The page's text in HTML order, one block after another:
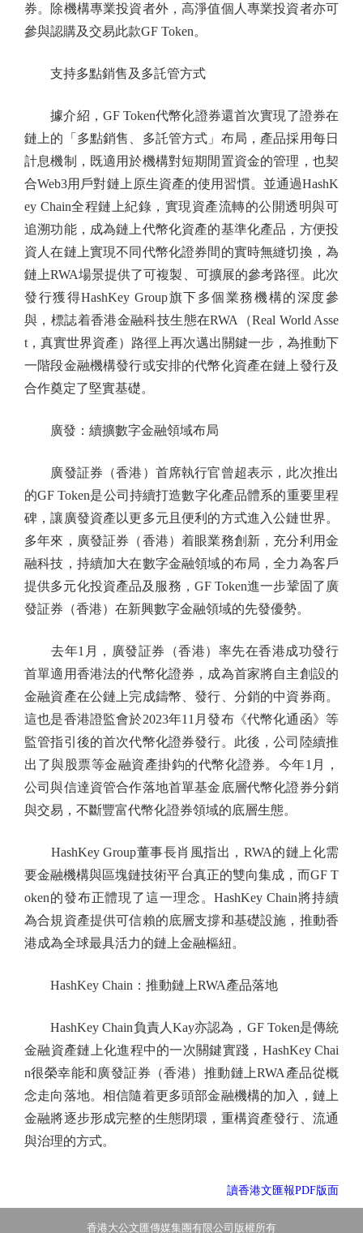
券。除機構專業投資者外，高淨值個人專業投資者亦可
參與認購及交易此款GF Token。
支持多點銷售及多託管方式
據介紹，GF Token代幣化證券還首次實現了證券在
鏈上的「多點銷售、多託管方式」布局，產品採用每日
計息機制，既適用於機構對短期閒置資金的管理，也契
合Web3用戶對鏈上原生資產的使用習慣。並通過HashK
ey Chain全程鏈上紀錄，實現資產流轉的公開透明與可
追溯功能，成為鏈上代幣化資產的基準化產品，方便投
資人在鏈上實現不同代幣化證券間的實時無縫切換，為
鏈上RWA場景提供了可複製、可擴展的參考路徑。此次
發行獲得HashKey Group旗下多個業務機構的深度參
與，標誌着香港金融科技生態在RWA（Real World Asse
t，真實世界資產）路徑上再次邁出關鍵一步，為推動下
一階段金融機構發行或安排的代幣化資產在鏈上發行及
合作奠定了堅實基礎。
廣發：續擴數字金融領域布局
廣發証券（香港）首席執行官曾超表示，此次推出
的GF Token是公司持續打造數字化產品體系的重要里程
碑，讓廣發資產以更多元且便利的方式進入公鏈世界。
多年來，廣發証券（香港）着眼業務創新，充分利用金
融科技，持續加大在數字金融領域的布局，全力為客戶
提供多元化投資產品及服務，GF Token進一步鞏固了廣
發証券（香港）在新興數字金融領域的先發優勢。
去年1月，廣發証券（香港）率先在香港成功發行
首單適用香港法的代幣化證券，成為首家將自主創設的
金融資產在公鏈上完成鑄幣、發行、分銷的中資券商。
這也是香港證監會於2023年11月發布《代幣化通函》等
監管指引後的首次代幣化證券發行。此後，公司陸續推
出了與股票等金融資產掛鈎的代幣化證券。今年1月，
公司與信達資管合作落地首單基金底層代幣化證券分銷
與交易，不斷豐富代幣化證券領域的底層生態。
HashKey Group董事長肖風指出，RWA的鏈上化需
要金融機構與區塊鏈技術平台真正的雙向集成，而GF T
oken的發布正體現了這一理念。HashKey Chain將持續
為合規資產提供可信賴的底層支撐和基礎設施，推動香
港成為全球最具活力的鏈上金融樞紐。
HashKey Chain：推動鏈上RWA產品落地
HashKey Chain負責人Kay亦認為，GF Token是傳統
金融資產鏈上化進程中的一次關鍵實踐，HashKey Chai
n很榮幸能和廣發証券（香港）推動鏈上RWA產品從概
念走向落地。相信隨着更多頭部金融機構的加入，鏈上
金融將逐步形成完整的生態閉環，重構資產發行、流通
與治理的方式。
讀香港文匯報PDF版面
香港大公文匯傳媒集團有限公司版權所有